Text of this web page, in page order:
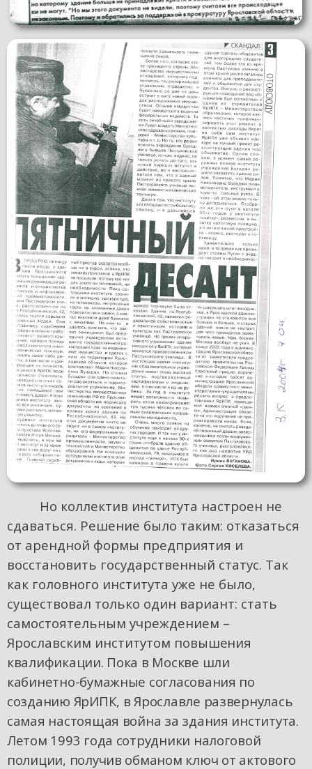
Но коллектив института настроен не
сдаваться. Решение было таким: отказаться
от арендной формы предприятия и
восстановить государственный статус. Так
как головного института уже не было,
существовал только один вариант: стать
самостоятельным учреждением –
Ярославским институтом повышения
квалификации. Пока в Москве шли
кабинетно-бумажные согласования по
созданию ЯрИПК, в Ярославле развернулась
самая настоящая война за здания института.
Летом 1993 года сотрудники налоговой
полиции, получив обманом ключ от актового